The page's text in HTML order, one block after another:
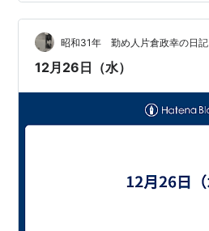
昭和31年 勤め人片倉政幸の日記
12月26日（水）